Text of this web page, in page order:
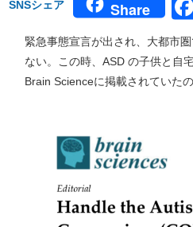
SNSシェア Share
緊急事態宣言が出され、大都市
ない。この時、ASD の子供と自
Brain Scienceに掲載されていた